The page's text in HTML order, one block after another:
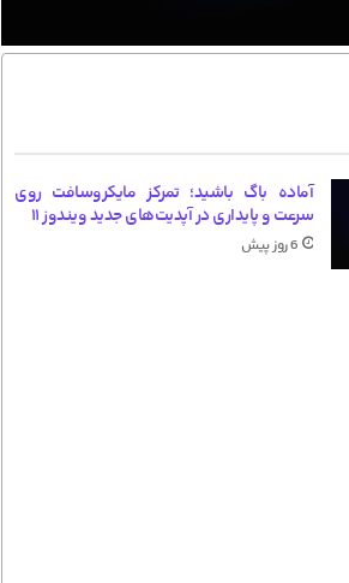
آماده باگ باشید؛ تمرکز مایکروسافت روی
سرعت و پایداری در آپدیت‌های جدید ویندوز ۱۱
6 روز پیش